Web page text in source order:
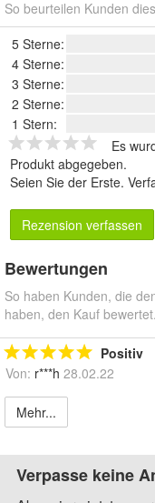
So beurteilen Kunden
5 Sterne:
4 Sterne:
3 Sterne:
2 Sterne:
1 Stern:
Es
Produkt abgegeben.
Seien Sie der Erste.
Rezension verfassen
Bewertungen
So haben Kunden, die
haben, den Kauf bewertet.
Positiv
Von: r***h 28.02.22
Mehr...
Verpasse keine